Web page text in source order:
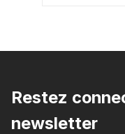
Restez
newsletter